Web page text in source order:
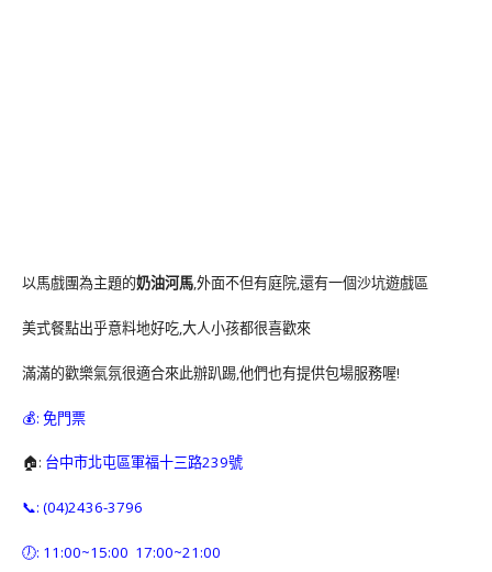
以馬戲團為主題的奶油河馬,外面不但有庭院,還有一個沙坑遊戲區
美式餐點出乎意料地好吃,大人小孩都很喜歡來
滿滿的歡樂氣氛很適合來此辦趴踢,他們也有提供包場服務喔!
💰: 免門票
🏠: 台中市北屯區軍福十三路239號
📞: (04)2436-3796
🕖: 11:00~15:00 17:00~21:00